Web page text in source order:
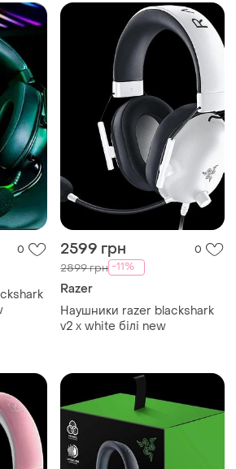
0 2599 грн 0
2899 грн -11%
Razer
Наушники razer blackshark
v2 x white білі new